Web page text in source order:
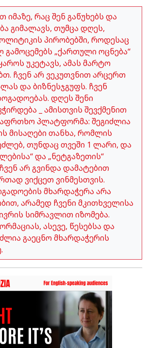
იმაზე, რაც შენ გაწუხებს და
გიმალავს, თუმცა დღეს,
პირობებში, როდესაც
„ქართული ოცნება“
უკეტავს, ამას მარტო
ჩვენ არ ვეკუთვნით არცერთ
და ბიზნესჯგუფს. ჩვენ
დღეს შენი
_ ამისთვის შევქმენით
პლატფორმა: შეგიძლია
მისაღები თანხა, რომლის
თუნდაც თვეში 1 ლარი, და
და „ნეტგაზეთის“
არ გვინდა დამატებით
ვიქცეთ ვინმესთვის.
მხარდაჭერა არა
არამედ ჩვენი მკითხველისა
სიმრავლით იზომება.
ასევე, წესებსა და
გაეცნო მხარდაჭერის